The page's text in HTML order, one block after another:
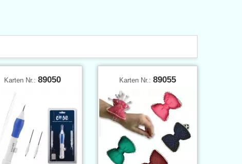
Karten Nr.: 89050 Karten Nr.: 89055